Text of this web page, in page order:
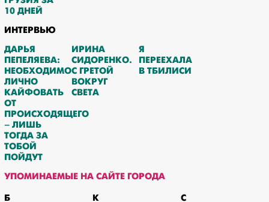
10 ДНЕЙ
ИНТЕРВЬЮ
ДАРЬЯ
ПЕПЕЛЯЕВА:
НЕОБХОДИМО
ЛИЧНО
КАЙФОВАТЬ
ОТ
ПРОИСХОДЯЩЕГО
– ЛИШЬ
ТОГДА ЗА
ТОБОЙ
ПОЙДУТ
ИРИНА
СИДОРЕНКО.
С ГРЕТОЙ
ВОКРУГ
СВЕТА
Я
ПЕРЕЕХАЛА
В ТБИЛИСИ
УПОМИНАЕМЫЕ НА САЙТЕ ГОРОДА
Б
К С